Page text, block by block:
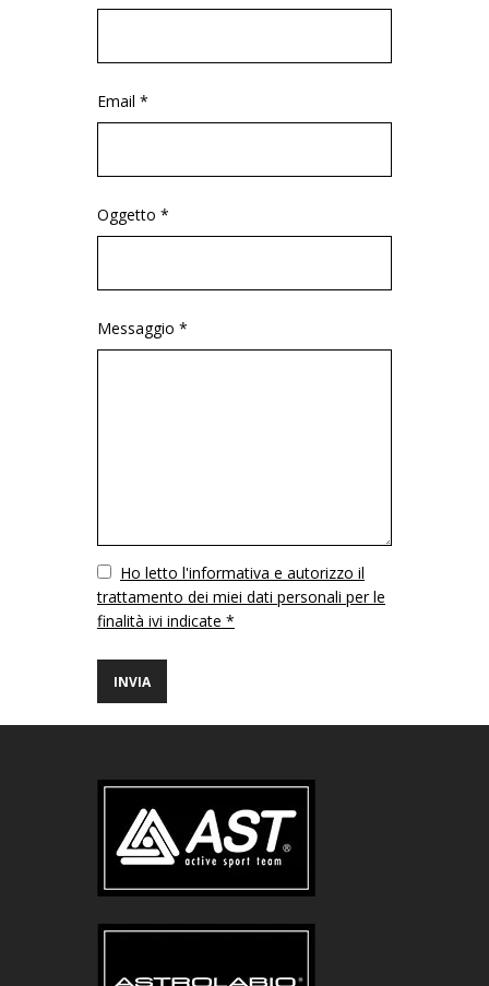
Email *
Oggetto *
Messaggio *
VuotoHo letto l'informativa e autorizzo il
trattamento dei miei dati personali per le
finalità ivi indicate *